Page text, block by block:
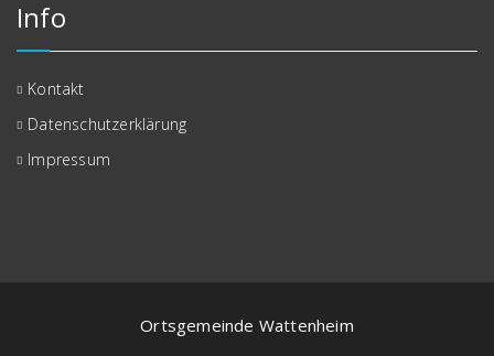
Info
Kontakt
Datenschutzerklärung
Impressum
Ortsgemeinde Wattenheim